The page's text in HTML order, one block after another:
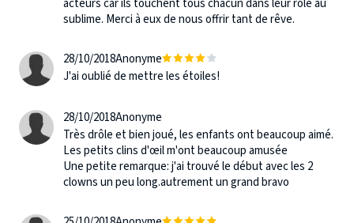
sublime. Merci à eux de nous offrir tant de rêve.
28/10/2018Anonyme
J'ai oublié de mettre les étoiles!
28/10/2018Anonyme
Très drôle et bien joué, les enfants ont beaucoup aimé.
Les petits clins d'œil m'ont beaucoup amusée
Une petite remarque: j'ai trouvé le début avec les 2
clowns un peu long.autrement un grand bravo